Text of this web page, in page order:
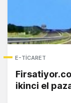
E-TICARET
ikinci el